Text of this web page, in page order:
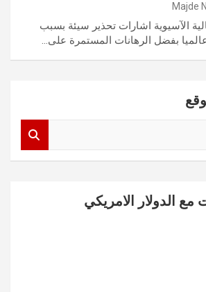
Majde
الآسيوية اشارات تحذير سيئة بسبب
عالميا بفضل الرهانات المستمرة على…
مع الدولار الامريكي